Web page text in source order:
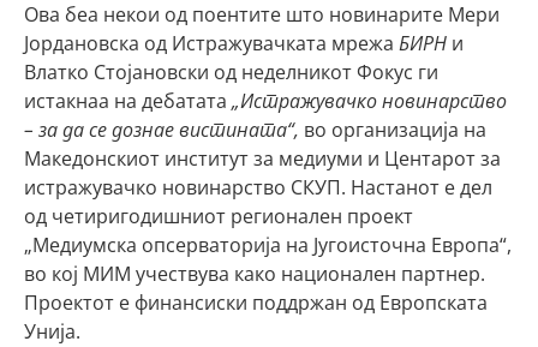
Ова беа некои од поентите што новинарите Мери
Јордановска од Истражувачката мрежа БИРН и
Влатко Стојановски од неделникот Фокус ги
истакнаа на дебатата „Истражувачко новинарство
– за да се дознае вистината“, во организација на
Македонскиот институт за медиуми и Центарот за
истражувачко новинарство СКУП. Настанот е дел
од четиригодишниот регионален проект
„Медиумска опсерваторија на Југоисточна Европа“,
во кој МИМ учествува како национален партнер.
Проектот е финансиски поддржан од Европската
Унија.